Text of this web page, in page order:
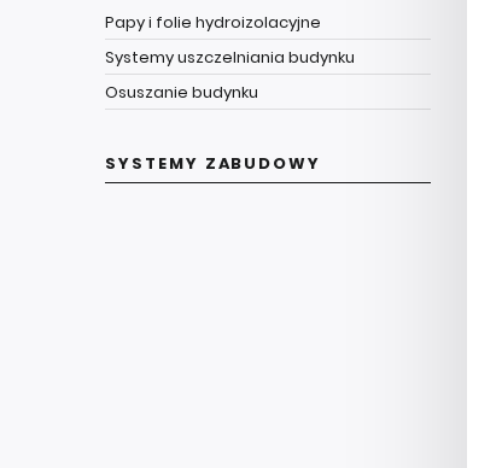
Papy i folie hydroizolacyjne
Systemy uszczelniania budynku
Osuszanie budynku
SYSTEMY ZABUDOWY